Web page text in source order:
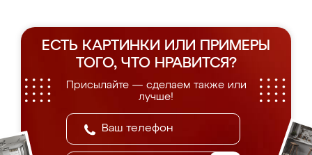
ЕСТЬ КАРТИНКИ ИЛИ ПРИМЕРЫ
ТОГО, ЧТО НРАВИТСЯ?
Присылайте — сделаем также или
лучше!